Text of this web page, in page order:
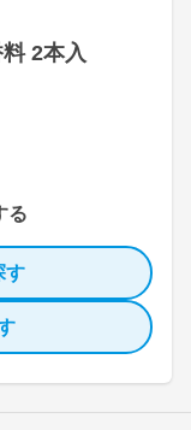
2本入
る
す